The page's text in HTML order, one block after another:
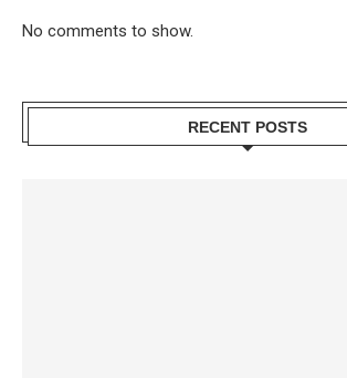
No comments to show.
RECENT POSTS